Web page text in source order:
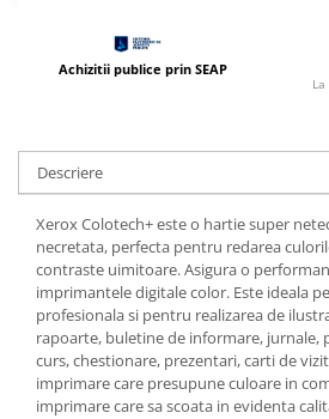
Creioane cerate
Creioane mecanice si rezerve
Cerneala si rezerva pentru stilou
Stilouri
Radiere
Creta scolara
Plastilina
Echere, rigle, raportoare, compase,
sabloane, truse geometrie
Achizitii publice prin SEAP
Descriere
Xerox Colotech+ este o hartie super
necretata, perfecta pentru redarea
contraste uimitoare. Asigura o
imprimantele digitale color. Este ideala
profesionala si pentru realizarea de
rapoarte, buletine de informare, jurnale,
curs, chestionare, prezentari, carti de
imprimare care presupune culoare in
imprimare care sa scoata in evidenta